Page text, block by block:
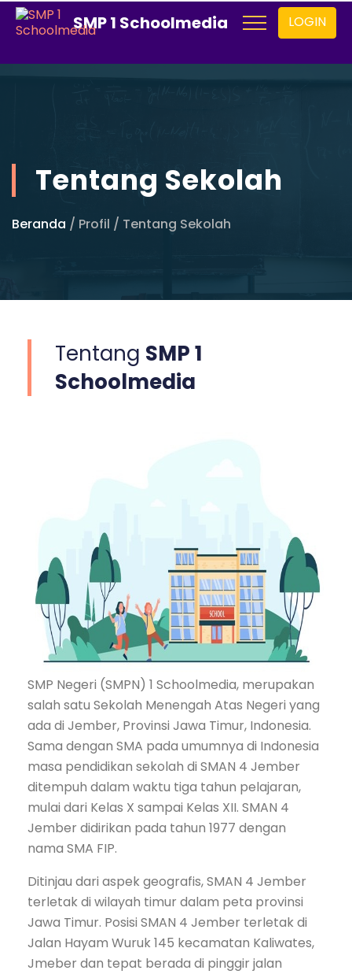
SMP 1 Schoolmedia LOGIN
Tentang Sekolah
Beranda / Profil / Tentang Sekolah
Tentang SMP 1
Schoolmedia
SMP Negeri (SMPN) 1 Schoolmedia, merupakan
salah satu Sekolah Menengah Atas Negeri yang
ada di Jember, Provinsi Jawa Timur, Indonesia.
Sama dengan SMA pada umumnya di Indonesia
masa pendidikan sekolah di SMAN 4 Jember
ditempuh dalam waktu tiga tahun pelajaran,
mulai dari Kelas X sampai Kelas XII. SMAN 4
Jember didirikan pada tahun 1977 dengan
nama SMA FIP.
Ditinjau dari aspek geografis, SMAN 4 Jember
terletak di wilayah timur dalam peta provinsi
Jawa Timur. Posisi SMAN 4 Jember terletak di
Jalan Hayam Wuruk 145 kecamatan Kaliwates,
Jmeber dan tepat berada di pinggir jalan